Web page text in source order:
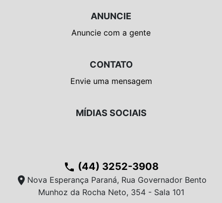
ANUNCIE
Anuncie com a gente
CONTATO
Envie uma mensagem
MÍDIAS SOCIAIS
phone (44) 3252-3908
location_on Nova Esperança Paraná, Rua Governador Bento
Munhoz da Rocha Neto, 354 - Sala 101